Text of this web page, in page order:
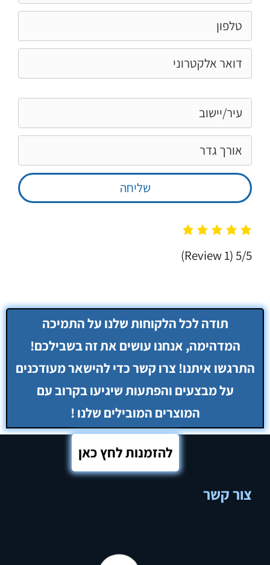
5/5
(1 Review)
צור קשר
להזמנות לחץ כאן